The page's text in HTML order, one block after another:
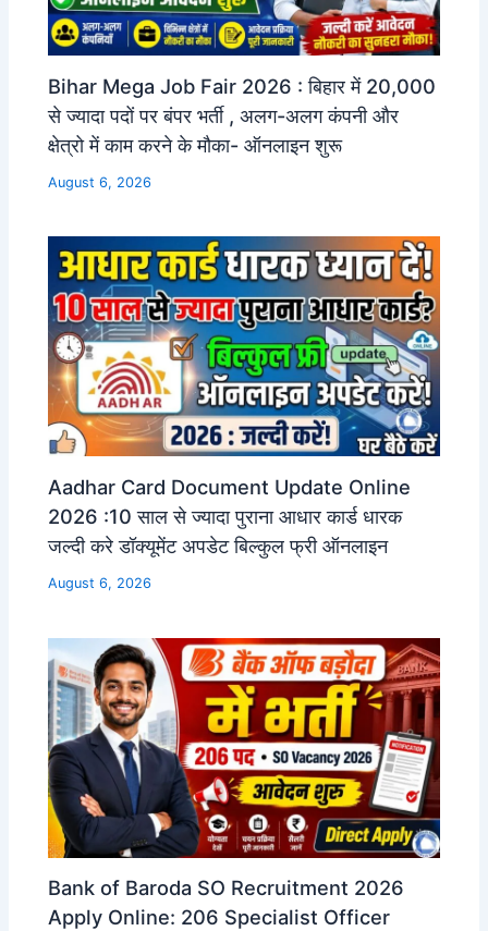
Bihar Mega Job Fair 2026 : बिहार में 20,000
से ज्यादा पदों पर बंपर भर्ती , अलग-अलग कंपनी और
क्षेत्रो में काम करने के मौका- ऑनलाइन शुरू
August 6, 2026
Aadhar Card Document Update Online
2026 :10 साल से ज्यादा पुराना आधार कार्ड धारक
जल्दी करे डॉक्यूमेंट अपडेट बिल्कुल फ्री ऑनलाइन
August 6, 2026
Bank of Baroda SO Recruitment 2026
Apply Online: 206 Specialist Officer